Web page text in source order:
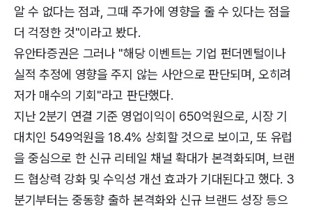
알 수 없다는 점과, 그때 주가에 영향을 줄 수 있다는 점을
더 걱정한 것"이라고 봤다.
유안타증권은 그러나 "해당 이벤트는 기업 펀더멘털이나
실적 추정에 영향을 주지 않는 사안으로 판단되며, 오히려
저가 매수의 기회"라고 판단했다.
지난 2분기 연결 기준 영업이익이 650억원으로, 시장 기
대치인 549억원을 18.4% 상회할 것으로 보이고, 또 유럽
을 중심으로 한 신규 리테일 채널 확대가 본격화되며, 브랜
드 협상력 강화 및 수익성 개선 효과가 기대된다고 했다. 3
분기부터는 중동향 출하 본격화와 신규 브랜드 성장 등으